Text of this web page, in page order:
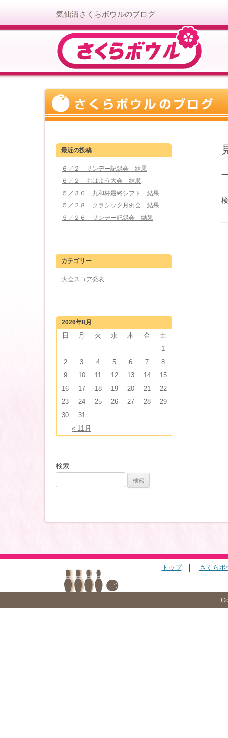
気仙沼さくらボウルのブログ
最近の投稿
６／２ サンデー記録会 結果
６／２ おはよう大会 結果
５／３０ 丸和杯最終シフト 結果
５／２８ クラシック月例会 結果
５／２６ サンデー記録会 結果
カテゴリー
大会スコア発表
2026年8月
日 月 火 水 木 金 土
« 11月
1
2
3 4 5 6 7
8
9
10 11 12 13 14
15
16
17 18 19 20 21
22
23
24 25 26 27 28
29
30
31
検索:
トップ さくらボ